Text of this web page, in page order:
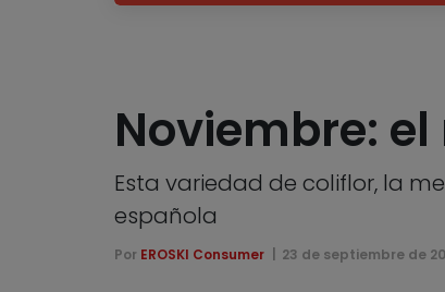
Noviembre:
Esta variedad de coliflor, la
española
Por EROSKI Consumer 23 de septiembre de